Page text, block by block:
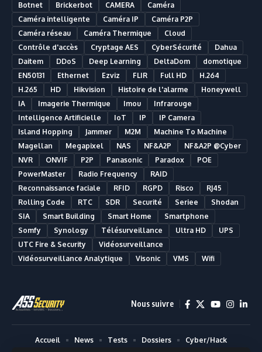
Botnet
Brickerbot CAMERA
Caméra
Caméra intelligente
Caméra IP
Caméra P2P
Caméra réseau
Caméra Thermique
Cloud
Contrôle d'accès
Cryptage AES CyberSécurité
Dahua
Daitem
DDoS Deep Learning DeltaDom
domotique
EN50131
Ethernet Ezviz FLIR Full HD
H.264
H.265
HD Hikvision Histoire de l'alarme
Honeywell
IA
Imagerie Thermique Imou
Infrarouge
Intelligence Artificielle
IoT IP
IP Camera
Island Hopping
Jammer M2M
Machine To Machine
Magellan
Megapixel NAS NF&A2P
NF&A2P @Cyber
NVR
ONVIF P2P Panasonic Paradox
POE
PowerMaster
Radio Frequency
RAID
Reconnaissance faciale
RFID RGPD Risco
RJ45
Rolling Code
RTC SDR Securité Seriee
Shodan
SIA
Smart Building Smart Home
Smartphone
Somfy
Synology Télésurveillance Ultra HD
UPS
UTC Fire & Security
Vidéosurveillance
Vidéosurveillance Analytique
Visonic VMS Wifi
Nous suivre
Accueil News Tests Dossiers
Cyber/Hack